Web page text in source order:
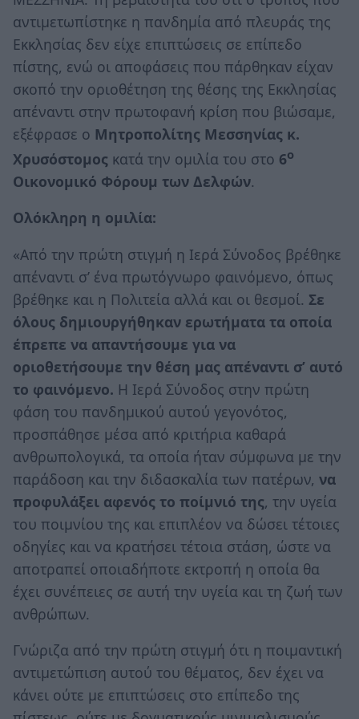
αντιμετωπίστηκε η πανδημία από πλευράς της
Εκκλησίας δεν είχε επιπτώσεις σε επίπεδο
πίστης, ενώ οι αποφάσεις που πάρθηκαν είχαν
σκοπό την οριοθέτηση της θέσης της Εκκλησίας
απέναντι στην πρωτοφανή κρίση που βιώσαμε,
εξέφρασε ο Μητροπολίτης Μεσσηνίας κ.
Χρυσόστομος κατά την ομιλία του στο 6ο
Οικονομικό Φόρουμ των Δελφών.
Ολόκληρη η ομιλία:
«Από την πρώτη στιγμή η Ιερά Σύνοδος βρέθηκε
απέναντι σ’ ένα πρωτόγνωρο φαινόμενο, όπως
βρέθηκε και η Πολιτεία αλλά και οι θεσμοί. Σε
όλους δημιουργήθηκαν ερωτήματα τα οποία
έπρεπε να απαντήσουμε για να
οριοθετήσουμε την θέση μας απέναντι σ’ αυτό
το φαινόμενο. Η Ιερά Σύνοδος στην πρώτη
φάση του πανδημικού αυτού γεγονότος,
προσπάθησε μέσα από κριτήρια καθαρά
ανθρωπολογικά, τα οποία ήταν σύμφωνα με την
παράδοση και την διδασκαλία των πατέρων, να
προφυλάξει αφενός το ποίμνιό της, την υγεία
του ποιμνίου της και επιπλέον να δώσει τέτοιες
οδηγίες και να κρατήσει τέτοια στάση, ώστε να
αποτραπεί οποιαδήποτε εκτροπή η οποία θα
έχει συνέπειες σε αυτή την υγεία και τη ζωή των
ανθρώπων.
Γνώριζα από την πρώτη στιγμή ότι η ποιμαντική
αντιμετώπιση αυτού του θέματος, δεν έχει να
κάνει ούτε με επιπτώσεις στο επίπεδο της